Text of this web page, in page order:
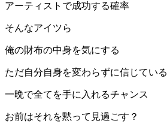
アーティストで成功する確率
そんなアイツら
俺の財布の中身を気にする
ただ自分自身を変わらずに信じている
一晩で全てを手に入れるチャンス
お前はそれを黙って見過ごす？